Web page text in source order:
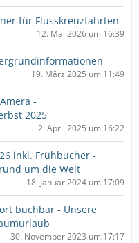
für Flusskreuzfahrten
12. Mai 2026 um 16:39
19. März 2025 um 11:49
-
2025
2. April 2025 um 16:22
inkl. Frühbucher -
um die Welt
18. Januar 2024 um 17:09
buchbar - Unsere
30. November 2023 um 17:17